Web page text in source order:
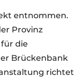
entnommen.
Provinz
die
Brückenbank
richtet